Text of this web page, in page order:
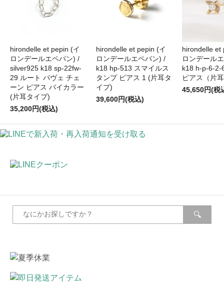
hirondelle et pepin (イ
ロンデールエペパン) /
silver925 k18 sp-22fw-
29 ルート パヴェ チェ
ーン ピアス バイカラー
(片耳タイプ)
35,200円(税込)
hirondelle et pepin (イ
ロンデールエペパン) /
k18 hp-513 スマイルス
タンプ ピアス 1 (片耳タ
イプ)
39,600円(税込)
hirondelle et
ロンデール
k18 h-p-6-2-
ピアス（片
45,650円(税